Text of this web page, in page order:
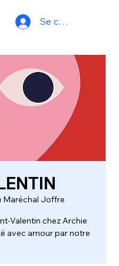
Se connecter
Maréchal Joffre
Valentin chez Archie
avec amour par notre